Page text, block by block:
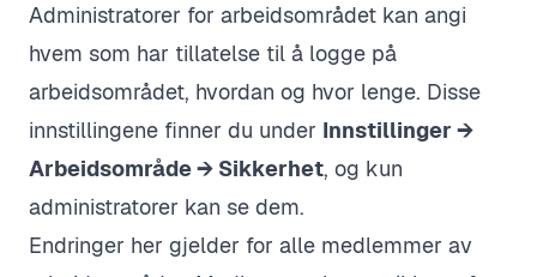
Administratorer for arbeidsområdet kan angi
hvem som har tillatelse til å logge på
arbeidsområdet, hvordan og hvor lenge. Disse
innstillingene finner du under Innstillinger →
Arbeidsområde → Sikkerhet, og kun
administratorer kan se dem.
Endringer her gjelder for alle medlemmer av